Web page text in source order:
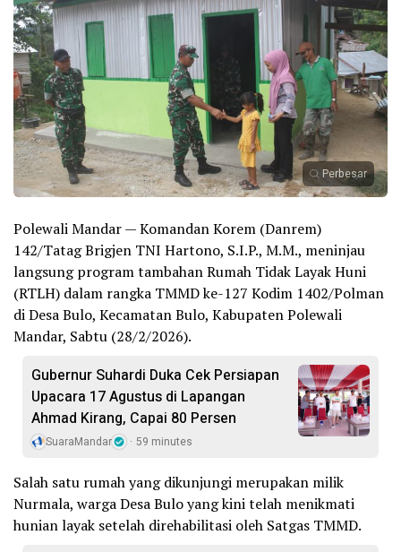
Perbesar
Polewali Mandar — Komandan Korem (Danrem)
142/Tatag Brigjen TNI Hartono, S.I.P., M.M., meninjau
langsung program tambahan Rumah Tidak Layak Huni
(RTLH) dalam rangka TMMD ke-127 Kodim 1402/Polman
di Desa Bulo, Kecamatan Bulo, Kabupaten Polewali
Mandar, Sabtu (28/2/2026).
Gubernur Suhardi Duka Cek Persiapan
Upacara 17 Agustus di Lapangan
Ahmad Kirang, Capai 80 Persen
SuaraMandar 59 minutes
Salah satu rumah yang dikunjungi merupakan milik
Nurmala, warga Desa Bulo yang kini telah menikmati
hunian layak setelah direhabilitasi oleh Satgas TMMD.